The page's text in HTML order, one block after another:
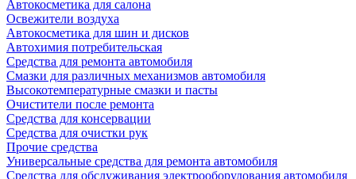
Автокосметика для салона
Освежители воздуха
Автокосметика для шин и дисков
Автохимия потребительская
Средства для ремонта автомобиля
Смазки для различных механизмов автомобиля
Высокотемпературные смазки и пасты
Очистители после ремонта
Средства для консервации
Средства для очистки рук
Прочие средства
Универсальные средства для ремонта автомобиля
Средства для обслуживания электрооборудования автомобиля